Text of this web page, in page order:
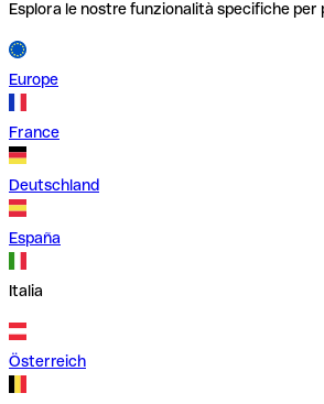
Esplora le nostre funzionalità specifiche
Europe
France
Deutschland
España
Italia
Österreich